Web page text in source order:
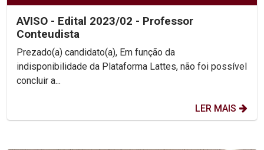
AVISO - Edital 2023/02 - Professor
Conteudista
Prezado(a) candidato(a), Em função da
indisponibilidade da Plataforma Lattes, não foi possível
concluir a...
LER MAIS